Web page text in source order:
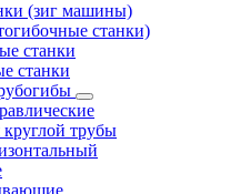
(зиг машины)
станки)
станки
станки
круглой трубы